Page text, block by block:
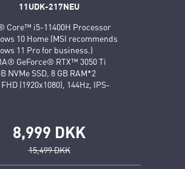
11UDK-217NEU
Core™ i5-11400H Processor
10 Home (MSI recommends
11 Pro for business.)
GeForce® RTX™ 3050 Ti
NVMe SSD, 8 GB RAM*2
(1920x1080), 144Hz, IPS-
8,999 DKK
15,499 DKK